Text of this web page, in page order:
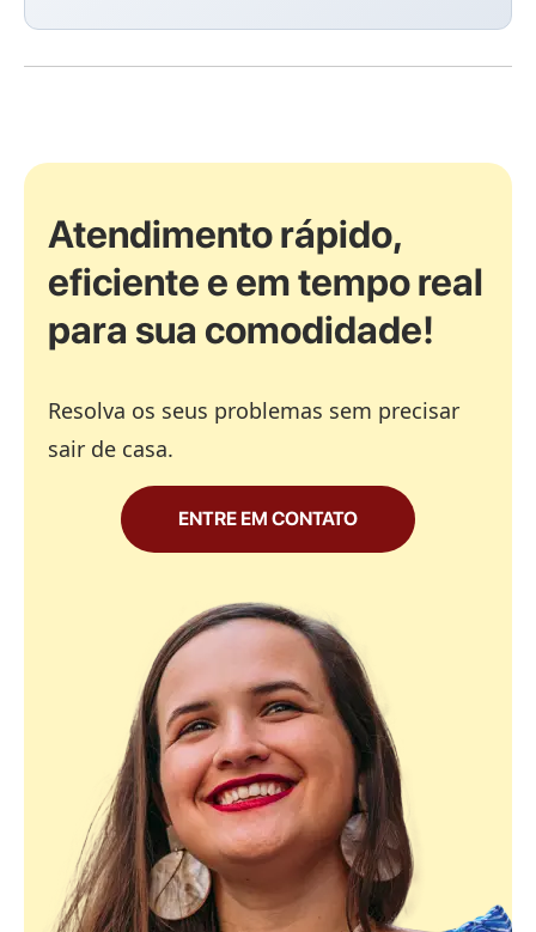
Atendimento rápido,
eficiente e em tempo real
para sua comodidade!
Resolva os seus problemas sem precisar
sair de casa.
ENTRE EM CONTATO